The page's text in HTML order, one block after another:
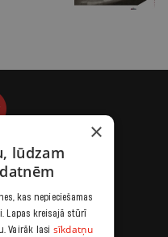
×
lūdzam
kas nepieciešamas
Lapas kreisajā stūrī
Vairāk lasi sīkdatņu